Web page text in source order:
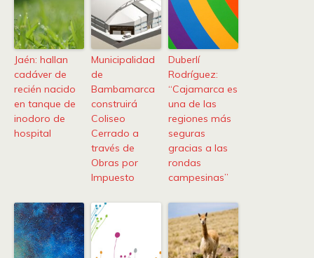
Jaén: hallan
cadáver de
recién nacido
en tanque de
inodoro de
hospital
Municipalidad
de
Bambamarca
construirá
Coliseo
Cerrado a
través de
Obras por
Impuesto
Duberlí
Rodríguez:
“Cajamarca es
una de las
regiones más
seguras
gracias a las
rondas
campesinas”